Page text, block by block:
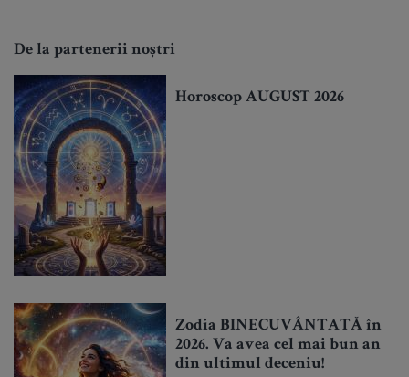
De la partenerii noștri
Horoscop AUGUST 2026
Zodia BINECUVÂNTATĂ în
2026. Va avea cel mai bun an
din ultimul deceniu!